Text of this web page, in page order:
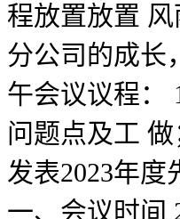
程放置放置
分公司的成长
午会议议程：
问题点及工
发表2023年度
一、会议时间